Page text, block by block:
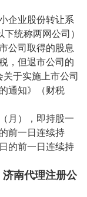
企业股份转让系
统称两网公司）
公司取得的股息
，但退市公司的
于实施上市公司
通知》（财税
月），即持股一
前一日连续持
的前一日连续持
济南代理注册公